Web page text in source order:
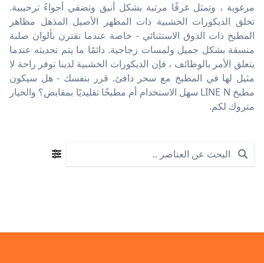
مرغوبة ، وتمثل غرفًا مرتبة بشكل أنيق وتضفي أجواءً ترحيبية.
تخلق الديكورات الخشبية ذات المظهر الأصيل المذهل مظاهر
المطبخ ذات الذوق الاستثنائي - خاصة عندما تقترن بألوان صلبة
منسقة بشكل جميل ولمسات زجاجية. دائمًا ما يتم تحديثه عندما
يتعلق الأمر بالوظائف ، فإن الديكورات الخشبية لدينا توفر راحة لا
مثيل لها في المطبخ مع سحر دافئ. قرر بنفسك - هل سيكون
مطبخ LINE N سهل الاستخدام أم مطبخًا تقليديًا بمقابض؟ والخيار
متروك لكم.
Search